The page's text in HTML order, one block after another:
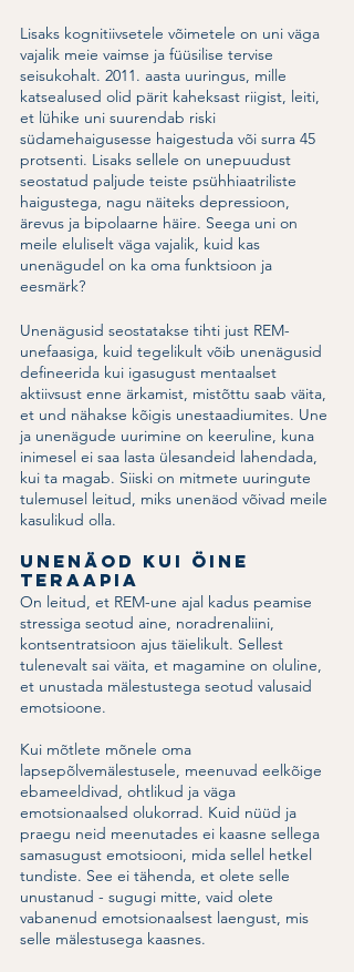
Lisaks kognitiivsetele võimetele on uni väga
vajalik meie vaimse ja füüsilise tervise
seisukohalt. 2011. aasta uuringus, mille
katsealused olid pärit kaheksast riigist, leiti,
et lühike uni suurendab riski
südamehaigusesse haigestuda või surra 45
protsenti. Lisaks sellele on unepuudust
seostatud paljude teiste psühhiaatriliste
haigustega, nagu näiteks depressioon,
ärevus ja bipolaarne häire. Seega uni on
meile eluliselt väga vajalik, kuid kas
unenägudel on ka oma funktsioon ja
eesmärk?
Unenägusid seostatakse tihti just REM-
unefaasiga, kuid tegelikult võib unenägusid
defineerida kui igasugust mentaalset
aktiivsust enne ärkamist, mistõttu saab väita,
et und nähakse kõigis unestaadiumites. Une
ja unenägude uurimine on keeruline, kuna
inimesel ei saa lasta ülesandeid lahendada,
kui ta magab. Siiski on mitmete uuringute
tulemusel leitud, miks unenäod võivad meile
kasulikud olla.
Unenäod kui öine
teraapia
On leitud, et REM-une ajal kadus peamise
stressiga seotud aine, noradrenaliini,
kontsentratsioon ajus täielikult. Sellest
tulenevalt sai väita, et magamine on oluline,
et unustada mälestustega seotud valusaid
emotsioone.
Kui mõtlete mõnele oma
lapsepõlvemälestusele, meenuvad eelkõige
ebameeldivad, ohtlikud ja väga
emotsionaalsed olukorrad. Kuid nüüd ja
praegu neid meenutades ei kaasne sellega
samasugust emotsiooni, mida sellel hetkel
tundiste. See ei tähenda, et olete selle
unustanud - sugugi mitte, vaid olete
vabanenud emotsionaalsest laengust, mis
selle mälestusega kaasnes.